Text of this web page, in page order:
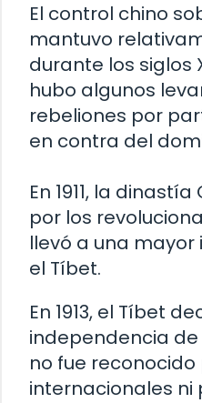
El control chino
mantuvo
durante los siglos
hubo algunos
rebeliones por
en contra del
En 1911, la
por los
llevó a una
el Tíbet.
En 1913, el Tíbet
independencia
no fue
internacionales ni